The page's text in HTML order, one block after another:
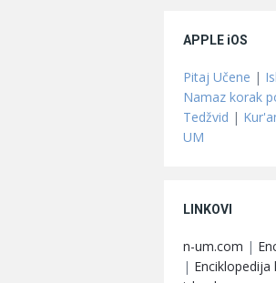
APPLE iOS
Pitaj Učene |
Namaz korak
Tedžvid |
UM
LINKOVI
n-um.com |
| Enciklopedija